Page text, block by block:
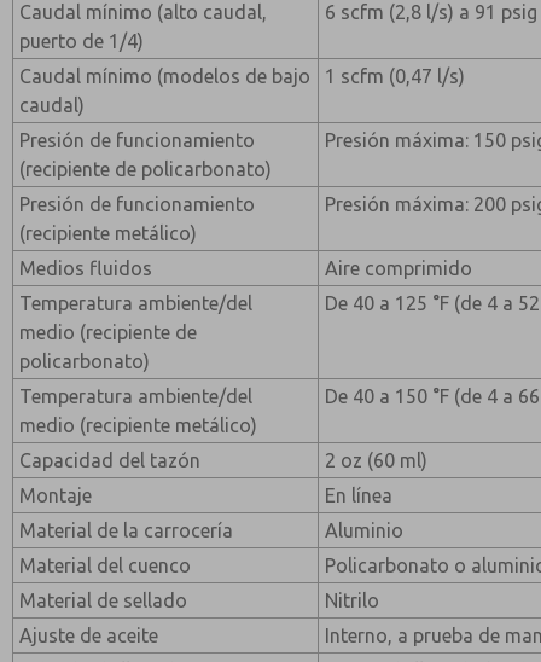
Caudal mínimo (alto caudal,
puerto de 1/4)
6 scfm (2,8 l/s) a 91
Caudal mínimo (modelos de bajo
caudal)
1 scfm (0,47 l/s)
Presión de funcionamiento
(recipiente de policarbonato)
Presión máxima: 150
Presión de funcionamiento
(recipiente metálico)
Presión máxima: 200
Medios fluidos
Aire comprimido
Temperatura ambiente/del
medio (recipiente de
policarbonato)
De 40 a 125 °F (de 4 a 52
Temperatura ambiente/del
medio (recipiente metálico)
De 40 a 150 °F (de 4 a 66
Capacidad del tazón
2 oz (60 ml)
Montaje
En línea
Material de la carrocería
Aluminio
Material del cuenco
Policarbonato o
Material de sellado
Nitrilo
Ajuste de aceite
Interno, a prueba de